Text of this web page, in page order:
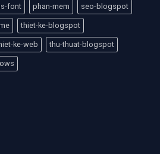
font phan-mem seo-blogspot
thiet-ke-blogspot
ke-web thu-thuat-blogspot